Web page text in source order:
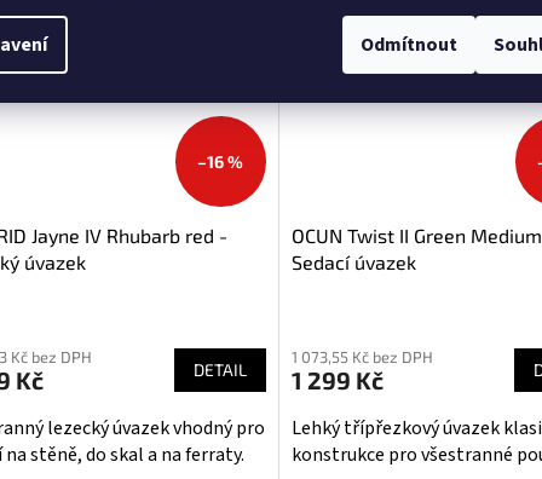
Odmítnout
I pro
–16 %
Jayne IV Rhubarb red -
úvazek
Kč bez DPH
Kč DETAIL
lezecký úvazek vhodný pro
stěně, do skal a na ferraty.
I pro
začátečníky
OCUN Twist II Green
Sedací úvazek
produktu
je
5,0
z
1 073,55 Kč bez DPH
1 299 Kč
Lehký třípřezkový úvazek
konstrukce pro všestranné